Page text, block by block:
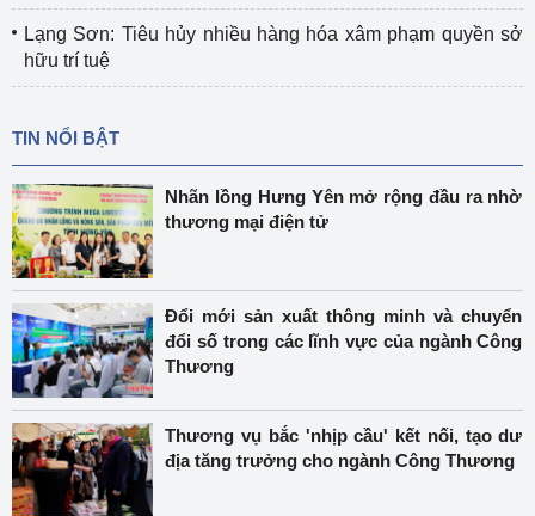
Lạng Sơn: Tiêu hủy nhiều hàng hóa xâm phạm quyền sở
hữu trí tuệ
TIN NỔI BẬT
Nhãn lồng Hưng Yên mở rộng đầu ra nhờ
thương mại điện tử
Đổi mới sản xuất thông minh và chuyển
đổi số trong các lĩnh vực của ngành Công
Thương
Thương vụ bắc 'nhịp cầu' kết nối, tạo dư
địa tăng trưởng cho ngành Công Thương